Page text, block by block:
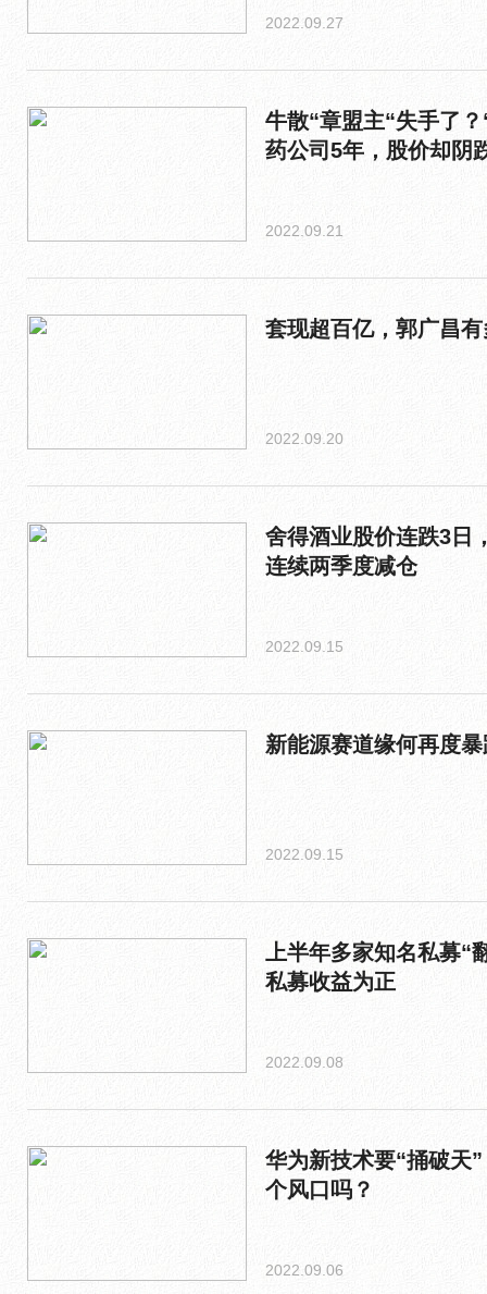
2022.09.27
牛散“章盟主“失手了
药公司5年，股价却阴
2022.09.21
套现超百亿，郭广昌
2022.09.20
舍得酒业股价连跌3日
连续两季度减仓
2022.09.15
新能源赛道缘何再度暴
2022.09.15
上半年多家知名私募“
私募收益为正
2022.09.08
华为新技术要“捅破天
个风口吗？
2022.09.06